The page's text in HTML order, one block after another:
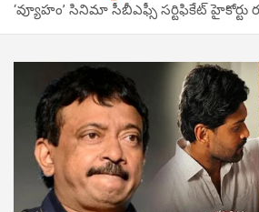
‘వ్యూహం’ సినిమా సీబీఎఫ్సీ సర్టిఫికేట్ హైకోర్టు